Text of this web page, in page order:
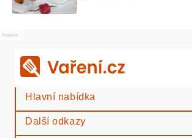
Reklama
Hlavní nabídka
Další odkazy